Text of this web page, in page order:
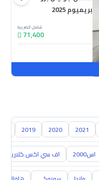
بريميوم 2025
شامل الضريبة
71,400
2021
2020
2019
اس2000 اف سي اكس كلاريتي